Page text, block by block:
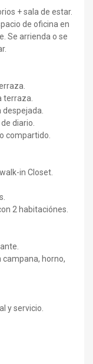
+ sala de estar.
de oficina en
Se arrienda o se
terraza.
diario.
compartido.
in Closet.
2 habitaciónes.
horno,
y servicio.